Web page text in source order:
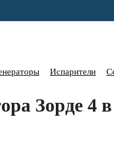
Испарители
Зорде 4